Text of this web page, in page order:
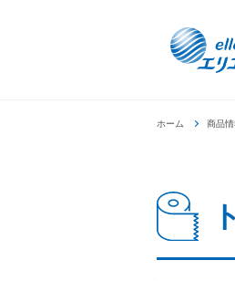
ホーム 商品情